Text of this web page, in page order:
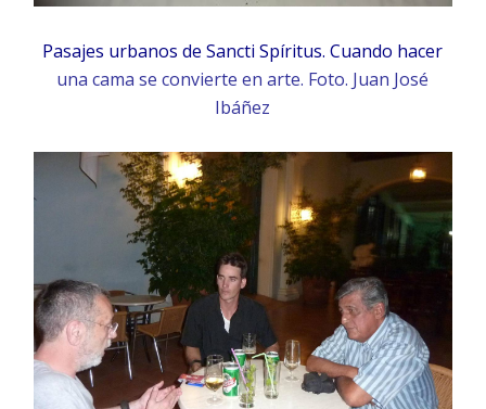
Pasajes urbanos de Sancti Spíritus. Cuando hacer
una cama se convierte en arte. Foto. Juan José
Ibáñez